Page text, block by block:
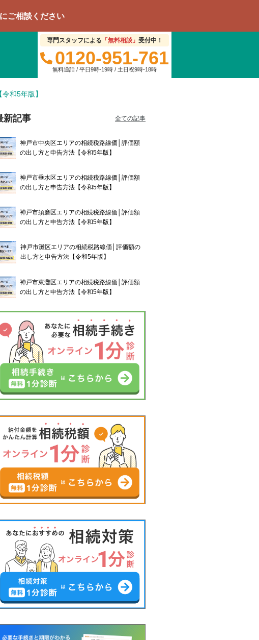
い
専門スタッフによる 「無料相談」 受付中！
0120-951-761
無料通話 / 平日9時-19時 / 土日祝9時-18時
和5年版】
新記事 全ての記事
神戸市中央区エリアの相続税路線価│評価額
の出し方と申告方法【令和5年版】
神戸市垂水区エリアの相続税路線価│評価額
の出し方と申告方法【令和5年版】
神戸市須磨区エリアの相続税路線価│評価額
の出し方と申告方法【令和5年版】
神戸市灘区エリアの相続税路線価│評価額の
出し方と申告方法【令和5年版】
神戸市東灘区エリアの相続税路線価│評価額
の出し方と申告方法【令和5年版】